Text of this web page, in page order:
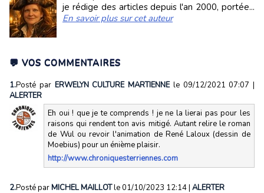
je rédige des articles depuis l'an 2000, portée...
En savoir plus sur cet auteur
💬 VOS COMMENTAIRES
1.Posté par ERWELYN CULTURE MARTIENNE le 09/12/2021 07:07 |
ALERTER
Eh oui ! que je te comprends ! je ne la lierai pas pour les
raisons qui rendent ton avis mitigé. Autant relire le roman
de Wul ou revoir l'animation de René Laloux (dessin de
Moebius) pour un énième plaisir.
http://www.chroniquesterriennes.com
2.Posté parMICHEL MAILLOTle 01/10/2023 12:14| ALERTER